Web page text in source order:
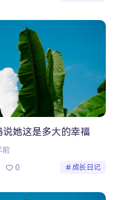
说她这是多大的幸福
前
0 成长日记